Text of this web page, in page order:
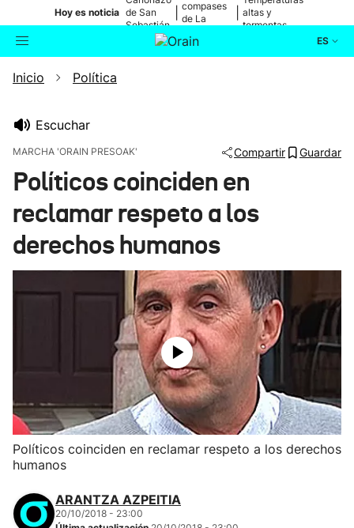
Hoy es noticia de San
Sebastián
compases
de La
altas y
tormentas
ES
Buscador
Ikusmiran
Eguraldia
Inicio Política
Escuchar
MARCHA 'ORAIN PRESOAK' Compartir Guardar
Políticos coinciden en
reclamar respeto a los
derechos humanos
Políticos coinciden en reclamar respeto a los derechos
humanos
ARANTZA AZPEITIA
20/10/2018 - 23:00